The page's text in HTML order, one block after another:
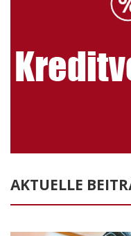
AKTUELLE